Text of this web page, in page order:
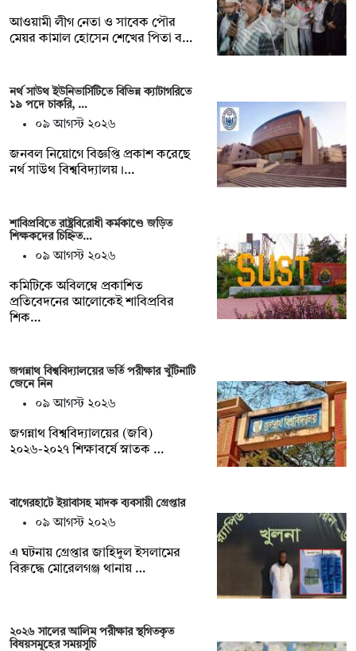
আওয়ামী লীগ নেতা ও সাবেক পৌর
মেয়র কামাল হোসেন শেখের পিতা ব…
নর্থ সাউথ ইউনিভার্সিটিতে বিভিন্ন ক্যাটাগরিতে
১৯ পদে চাকরি, …
০৯ আগস্ট ২০২৬
জনবল নিয়োগে বিজ্ঞপ্তি প্রকাশ করেছে
নর্থ সাউথ বিশ্ববিদ্যালয়।…
শাবিপ্রবিতে রাষ্ট্রবিরোধী কর্মকাণ্ডে জড়িত
শিক্ষকদের চিহ্নিত…
০৯ আগস্ট ২০২৬
কমিটিকে অবিলম্বে প্রকাশিত
প্রতিবেদনের আলোকেই শাবিপ্রবির
শিক…
জগন্নাথ বিশ্ববিদ্যালয়ের ভর্তি পরীক্ষার খুঁটিনাটি
জেনে নিন
০৯ আগস্ট ২০২৬
জগন্নাথ বিশ্ববিদ্যালয়ের (জবি)
২০২৬-২০২৭ শিক্ষাবর্ষে স্নাতক …
বাগেরহাটে ইয়াবাসহ মাদক ব্যবসায়ী গ্রেপ্তার
০৯ আগস্ট ২০২৬
এ ঘটনায় গ্রেপ্তার জাহিদুল ইসলামের
বিরুদ্ধে মোরেলগঞ্জ থানায় …
২০২৬ সালের আলিম পরীক্ষার স্থগিতকৃত
বিষয়সমূহের সময়সূচি